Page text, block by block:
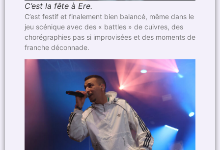
C’est la fête à Ere.
C’est festif et finalement bien balancé, même dans le
jeu scénique avec des « battles » de cuivres, des
chorégraphies pas si improvisées et des moments de
franche déconnade.